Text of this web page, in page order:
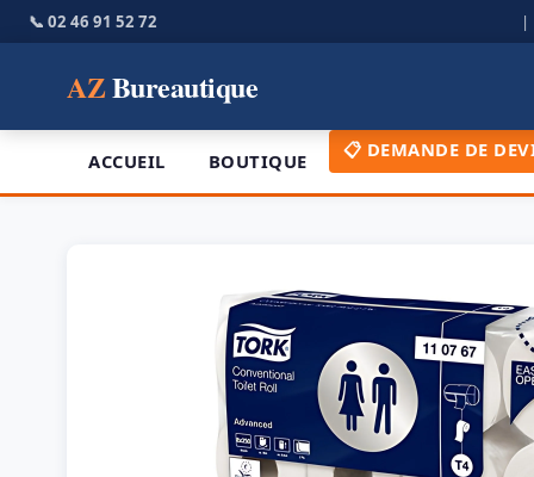
📞 02 46 91 52 72
AZBureautique
ACCUEIL BOUTIQUE 📋 DEMANDE DE